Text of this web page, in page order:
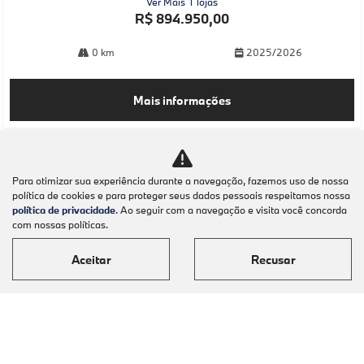
R$ 894.950,00
0 km 2025/2026
Mais informações
Para otimizar sua experiência durante a navegação, fazemos uso de nossa
política de cookies e para proteger seus dados pessoais respeitamos nossa
política de privacidade. Ao seguir com a navegação e visita você concorda
com nossas políticas.
Aceitar Recusar